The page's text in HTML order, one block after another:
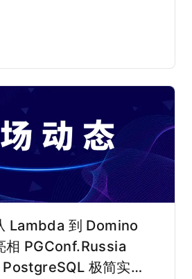
Lambda 到 Domino
相 PGConf.Russia
极简实时